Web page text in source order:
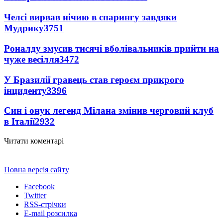
Челсі вирвав нічию в спарингу завдяки
Мудрику3751
Роналду змусив тисячі вболівальників прийти на
чуже весілля3472
У Бразилії гравець став героєм прикрого
інциденту3396
Син і онук легенд Мілана змінив черговий клуб
в Італії2932
Читати коментарі
Повна версія сайту
Facebook
Twitter
RSS-стрічки
E-mail розсилка